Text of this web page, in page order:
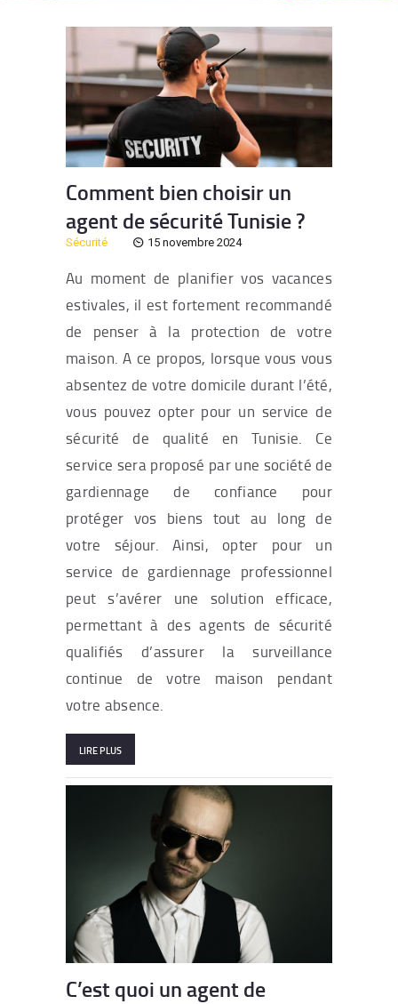
Comment bien choisir un
agent de sécurité Tunisie ?
Sécurité 15 novembre 2024
Au moment de planifier vos vacances
estivales, il est fortement recommandé
de penser à la protection de votre
maison. A ce propos, lorsque vous vous
absentez de votre domicile durant l’été,
vous pouvez opter pour un service de
sécurité de qualité en Tunisie. Ce
service sera proposé par une société de
gardiennage de confiance pour
protéger vos biens tout au long de
votre séjour. Ainsi, opter pour un
service de gardiennage professionnel
peut s’avérer une solution efficace,
permettant à des agents de sécurité
qualifiés d’assurer la surveillance
continue de votre maison pendant
votre absence.
LIRE PLUS
C’est quoi un agent de